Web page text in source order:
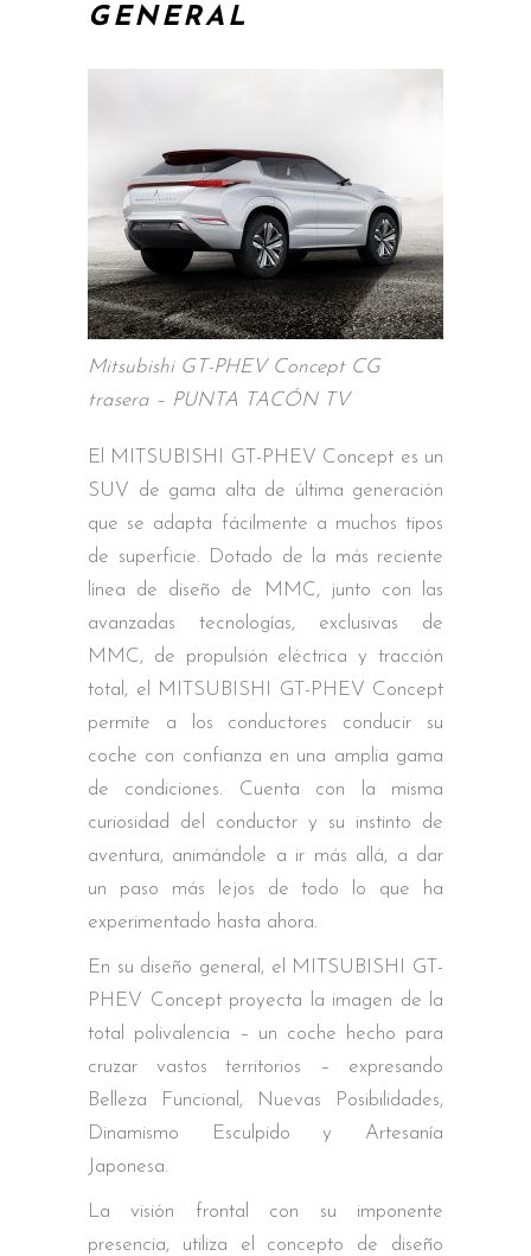
GENERAL
Mitsubishi GT-PHEV Concept CG
trasera – PUNTA TACÓN TV
El MITSUBISHI GT-PHEV Concept es un
SUV de gama alta de última generación
que se adapta fácilmente a muchos tipos
de superficie. Dotado de la más reciente
línea de diseño de MMC, junto con las
avanzadas tecnologías, exclusivas de
MMC, de propulsión eléctrica y tracción
total, el MITSUBISHI GT-PHEV Concept
permite a los conductores conducir su
coche con confianza en una amplia gama
de condiciones. Cuenta con la misma
curiosidad del conductor y su instinto de
aventura, animándole a ir más allá, a dar
un paso más lejos de todo lo que ha
experimentado hasta ahora.
En su diseño general, el MITSUBISHI GT-
PHEV Concept proyecta la imagen de la
total polivalencia – un coche hecho para
cruzar vastos territorios – expresando
Belleza Funcional, Nuevas Posibilidades,
Dinamismo Esculpido y Artesanía
Japonesa.
La visión frontal con su imponente
presencia, utiliza el concepto de diseño